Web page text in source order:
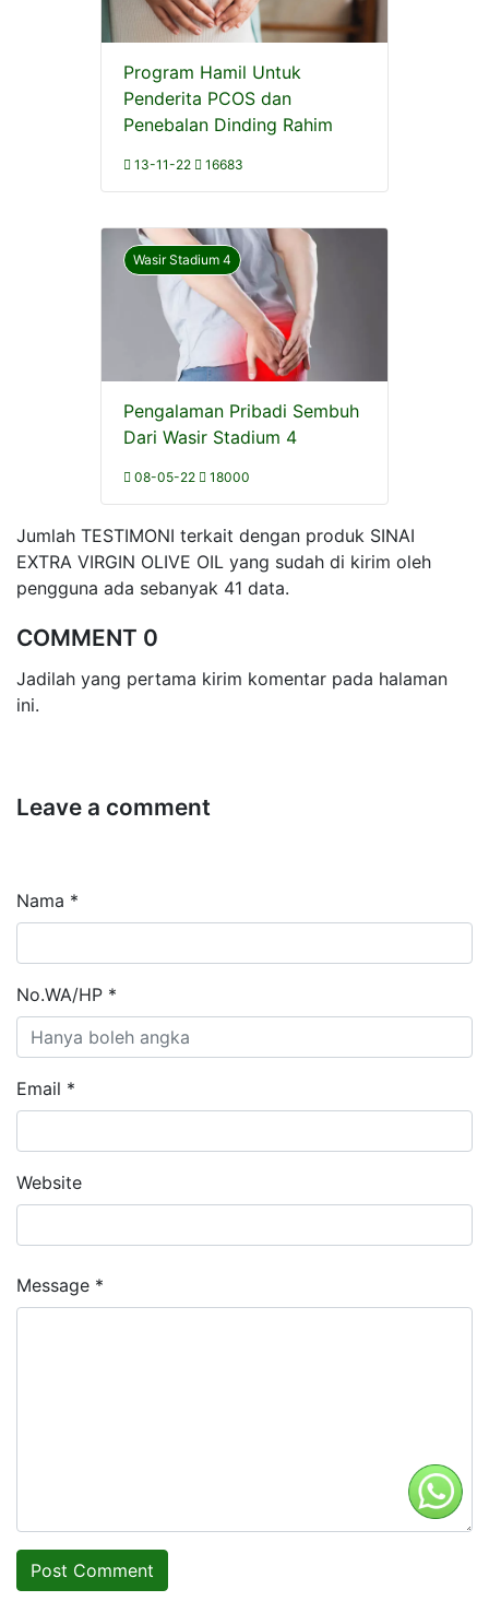
Program Hamil Untuk
Penderita PCOS dan
Penebalan Dinding Rahim
13-11-22 16683
Wasir Stadium 4
Pengalaman Pribadi Sembuh
Dari Wasir Stadium 4
08-05-22 18000
Jumlah TESTIMONI terkait dengan produk SINAI
EXTRA VIRGIN OLIVE OIL yang sudah di kirim oleh
pengguna ada sebanyak 41 data.
COMMENT 0
Jadilah yang pertama kirim komentar pada halaman
ini.
Leave a comment
Nama *
No.WA/HP *
Email *
Website
Message *